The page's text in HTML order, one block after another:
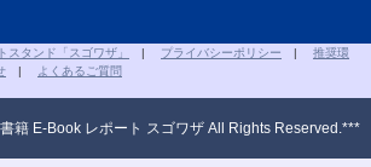
スタンド「スゴワザ」 | プライバシーポリシー | 推奨環
| よくあるご質問
籍 E-Book レポート スゴワザ All Rights Reserved.***